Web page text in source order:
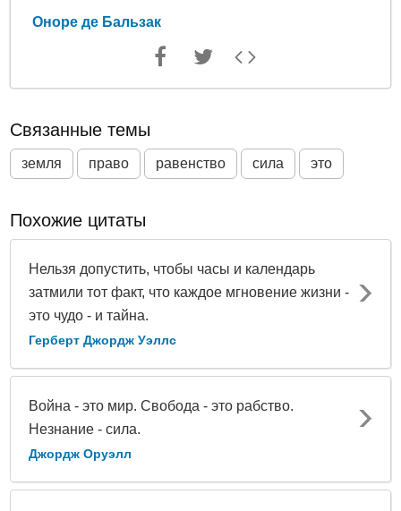
Оноре де Бальзак
Связанные темы
земля право равенство сила это
Похожие цитаты
Нельзя допустить, чтобы часы и календарь
затмили тот факт, что каждое мгновение жизни -
это чудо - и тайна.
Герберт Джордж Уэллс
Война - это мир. Свобода - это рабство.
Незнание - сила.
Джордж Оруэлл